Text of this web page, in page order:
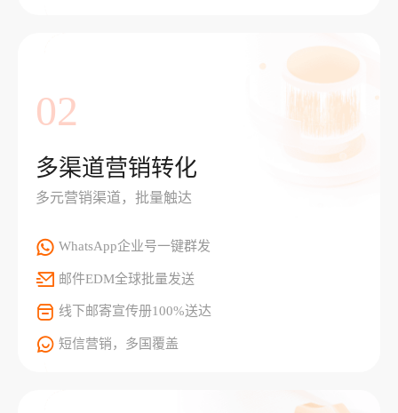
02
多渠道营销转化
多元营销渠道，批量触达
WhatsApp企业号一键群发
邮件EDM全球批量发送
线下邮寄宣传册100%送达
短信营销，多国覆盖